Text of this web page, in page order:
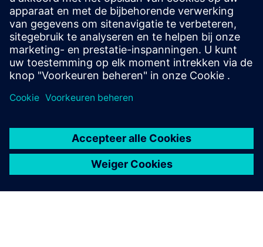
Veloce Visualizer
Contextbewust, schaalbaar, snel en intuïtief
verificatieplatform voor alle functionele
verificatiestromen gedurende de hele ontwerpcyclus.